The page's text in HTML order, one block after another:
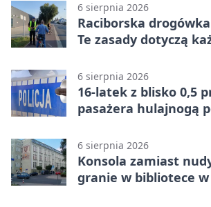
6 sierpnia 2026
Raciborska
Te zasady dotyczą
6 sierpnia 2026
16-latek z blisko 0,5
pasażera hulajnogą
6 sierpnia 2026
Konsola zamiast
granie w bibliotece w